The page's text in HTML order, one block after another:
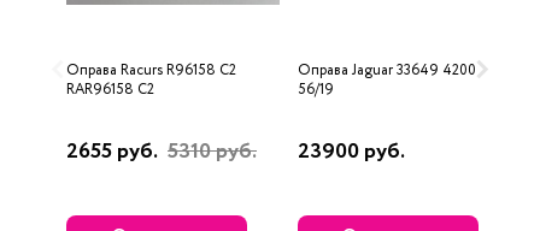
Оправа Racurs R96158 C2
RAR96158 C2
2655 руб. 5310 руб.
Оправа Jaguar 33649 4200
56/19
23900 руб.